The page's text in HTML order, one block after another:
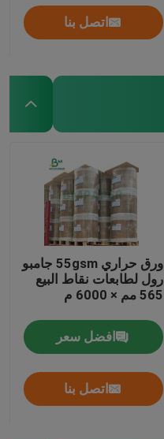
اتصل بنا
ورق حراري 55gsm جامبو
رول لطابعات نقاط البيع
565 مم × 6000 م
افضل سعر
اتصل بنا